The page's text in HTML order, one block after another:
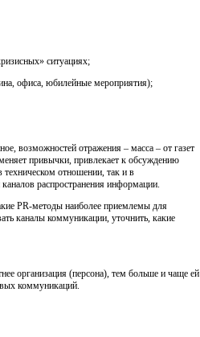
ситуациях;
офиса, юбилейные мероприятия);
возможностей отражения – масса – от газет
привычки, привлекает к обсуждению
отношении, так и в
распространения информации.
PR-методы наиболее приемлемы для
каналы коммуникации, уточнить, какие
организация (персона), тем больше и чаще ей
коммуникаций.